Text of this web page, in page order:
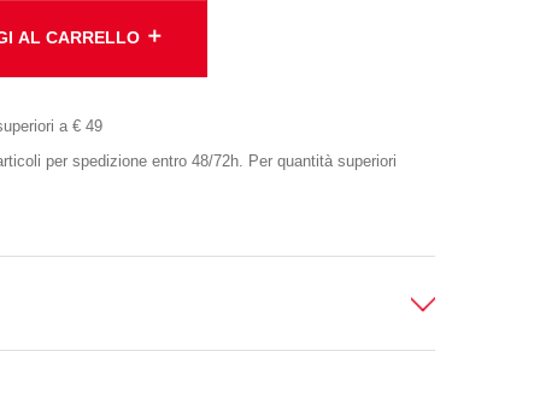
AL CARRELLO add
a € 49
per spedizione entro 48/72h. Per quantità superiori